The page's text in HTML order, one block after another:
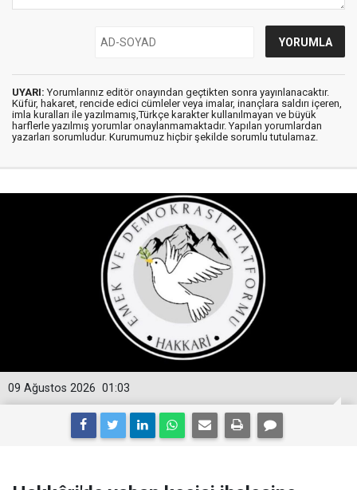
UYARI: Yorumlarınız editör onayından geçtikten sonra yayınlanacaktır.
Küfür, hakaret, rencide edici cümleler veya imalar, inançlara saldırı içeren,
imla kuralları ile yazılmamış,Türkçe karakter kullanılmayan ve büyük
harflerle yazılmış yorumlar onaylanmamaktadır. Yapılan yorumlardan
yazarları sorumludur. Kurumumuz hiçbir şekilde sorumlu tutulamaz.
01:03
09 Ağustos 2026